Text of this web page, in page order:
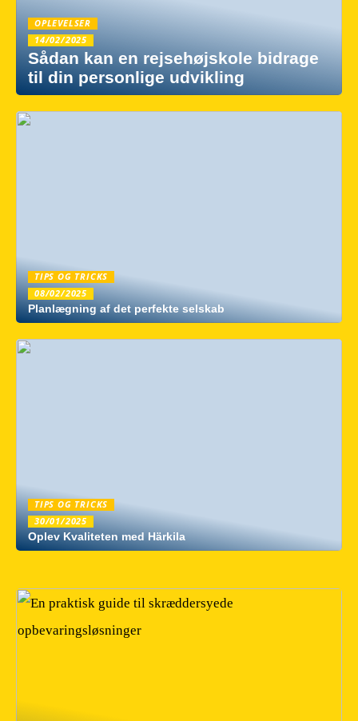
OPLEVELSER
14/02/2025
Sådan kan en rejsehøjskole bidrage
til din personlige udvikling
TIPS OG TRICKS
08/02/2025
Planlægning af det perfekte selskab
TIPS OG TRICKS
30/01/2025
Oplev Kvaliteten med Härkila